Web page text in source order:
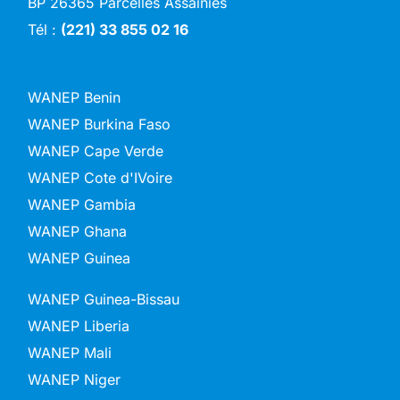
Tél : (221) 33 855 02 16
WANEP Benin
WANEP Burkina Faso
WANEP Cape Verde
WANEP Cote d'IVoire
WANEP Gambia
WANEP Ghana
WANEP Guinea
WANEP Guinea-Bissau
WANEP Liberia
WANEP Mali
WANEP Niger